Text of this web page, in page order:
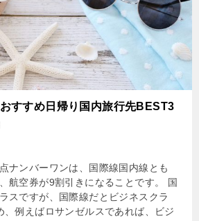
すすめ日帰り国内旅行先BEST3
ナンバーワンは、国際線国内線とも
航空券が9割引きになることです。 国
スですが、国際線だとビジネスクラ
、例えばロサンゼルスであれば、ビジ